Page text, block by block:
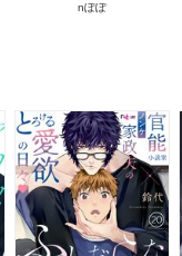
nぽぽ